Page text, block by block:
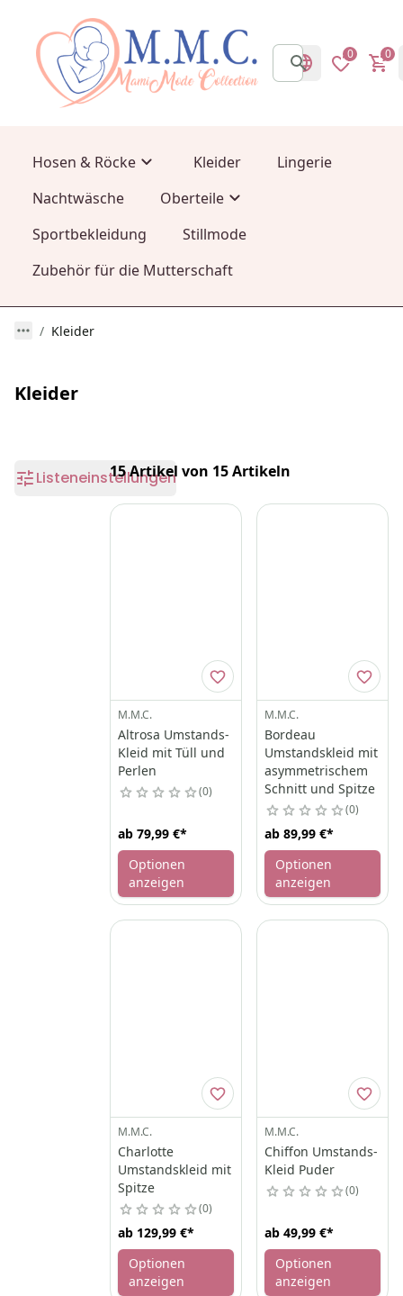
0 0
Hosen & Röcke Kleider
Lingerie
Nachtwäsche
Oberteile
Sportbekleidung
Stillmode
Zubehör für die Mutterschaft
Kleider
Kleider
Listeneinstellungen15 Artikel von 15 Artikeln
M.M.C.
Altrosa Umstands-
Kleid mit Tüll und
Perlen
0
ab 79,99 €*
Optionen
anzeigen
M.M.C.
Bordeau
Umstandskleid mit
asymmetrischem
Schnitt und Spitze
0
ab 89,99 €*
Optionen
anzeigen
M.M.C.
Charlotte
Umstandskleid mit
Spitze
0
ab 129,99 €*
Optionen
anzeigen
M.M.C.
Chiffon Umstands-
Kleid Puder
0
ab 49,99 €*
Optionen
anzeigen